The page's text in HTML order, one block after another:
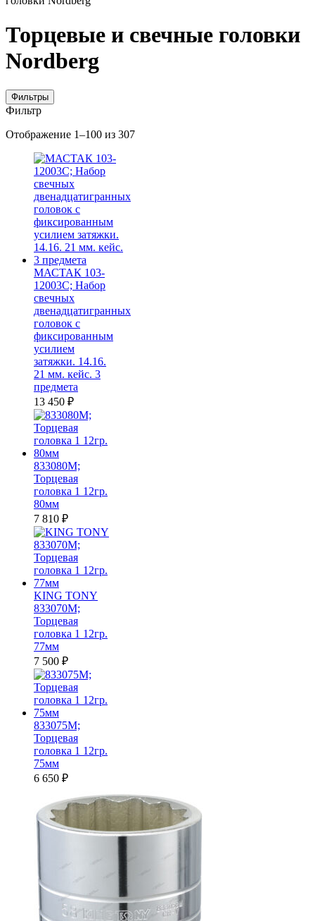
Торцевые и свечные головки
Nordberg
Фильтры
Фильтр
Отображение 1–100 из 307Цены:
МАСТАК 103-
12003C; Набор
свечных
двенадцатигранных
головок c
фиксированным
усилием
затяжки. 14.16.
21 мм. кейс. 3
предмета
13 450 ₽
833080M;
Торцевая
головка 1 12гр.
80мм
7 810 ₽
KING TONY
833070M;
Торцевая
головка 1 12гр.
77мм
7 500 ₽
833075M;
Торцевая
головка 1 12гр.
75мм
6 650 ₽